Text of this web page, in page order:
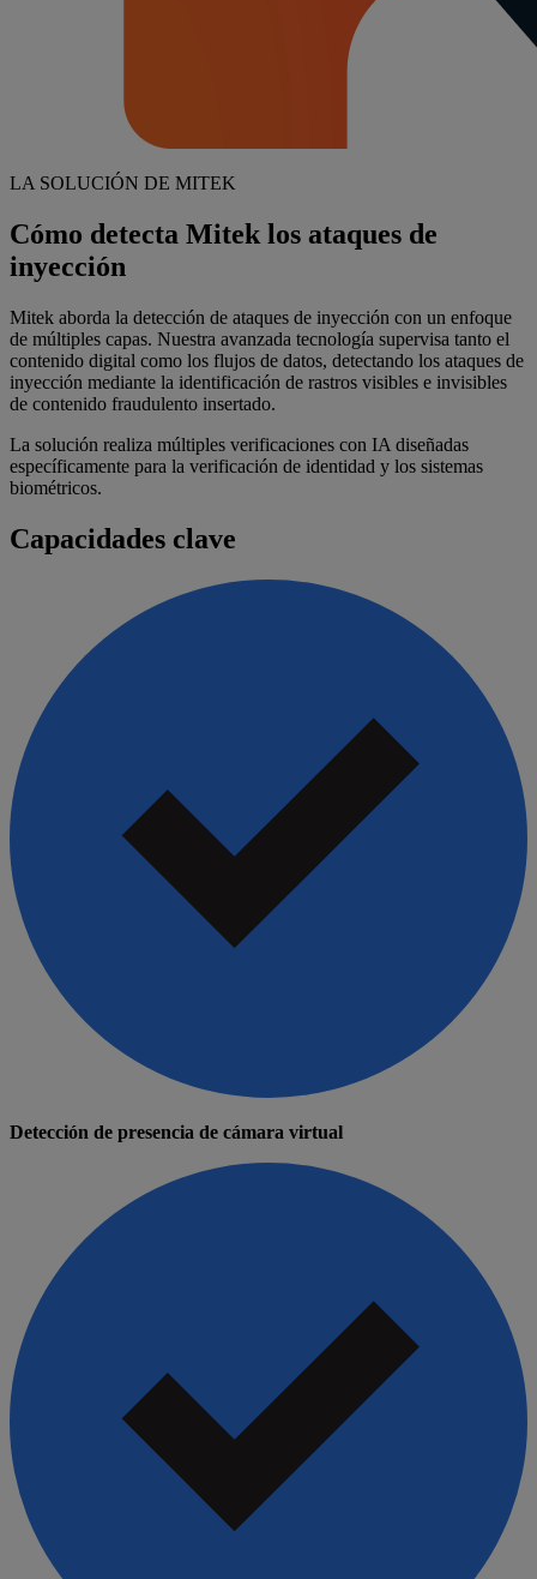
LA SOLUCIÓN DE MITEK
Cómo detecta Mitek los ataques de
inyección
Mitek aborda la detección de ataques de inyección con un enfoque
de múltiples capas. Nuestra avanzada tecnología supervisa tanto el
contenido digital como los flujos de datos, detectando los ataques de
inyección mediante la identificación de rastros visibles e invisibles
de contenido fraudulento insertado.
La solución realiza múltiples verificaciones con IA diseñadas
específicamente para la verificación de identidad y los sistemas
biométricos.
Capacidades clave
Detección de presencia de cámara virtual